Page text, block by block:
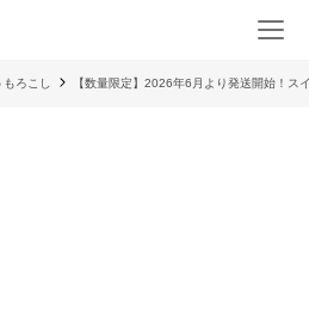
もろこし 【数量限定】2026年6月より発送開始！ス